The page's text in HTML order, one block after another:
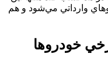
وارداتي مي‌شود و هم
خودروها